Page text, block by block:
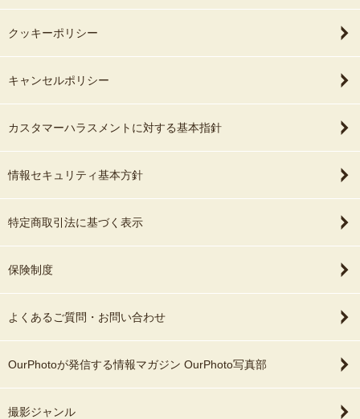
クッキーポリシー
キャンセルポリシー
カスタマーハラスメントに対する基本指針
情報セキュリティ基本方針
特定商取引法に基づく表示
保険制度
よくあるご質問・お問い合わせ
OurPhotoが発信する情報マガジン OurPhoto写真部
撮影ジャンル